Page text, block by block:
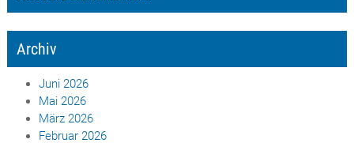
Archiv
Juni 2026
Mai 2026
März 2026
Februar 2026